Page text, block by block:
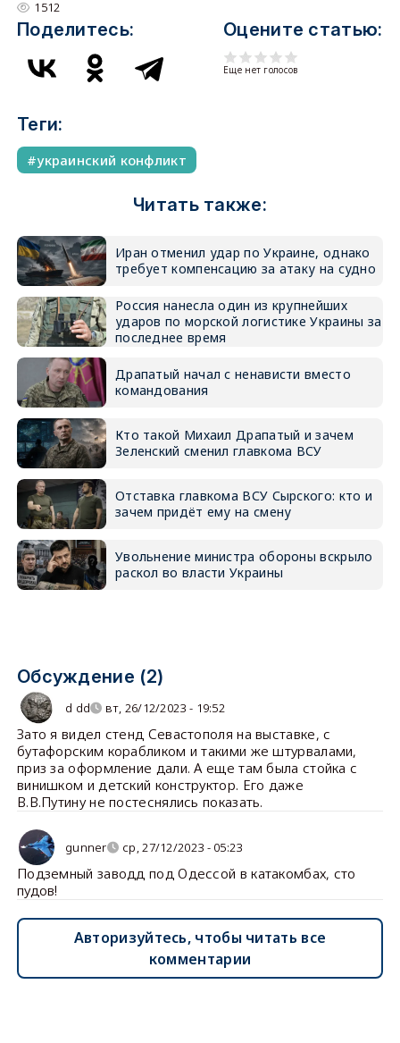
1512
Поделитесь: Оцените статью:
Еще нет голосов
Теги:
украинский конфликт
Читать также:
Иран отменил удар по Украине, однако
требует компенсацию за атаку на судно
Россия нанесла один из крупнейших
ударов по морской логистике Украины за
последнее время
Драпатый начал с ненависти вместо
командования
Кто такой Михаил Драпатый и зачем
Зеленский сменил главкома ВСУ
Отставка главкома ВСУ Сырского: кто и
зачем придёт ему на смену
Увольнение министра обороны вскрыло
раскол во власти Украины
Обсуждение (2)
d dd вт, 26/12/2023 - 19:52
Зато я видел стенд Севастополя на выставке, с
бутафорским корабликом и такими же штурвалами,
приз за оформление дали. А еще там была стойка с
винишком и детский конструктор. Его даже
В.В.Путину не постеснялись показать.
gunner ср, 27/12/2023 - 05:23
Подземный заводд под Одессой в катакомбах, сто
пудов!
Авторизуйтесь, чтобы читать все
комментарии